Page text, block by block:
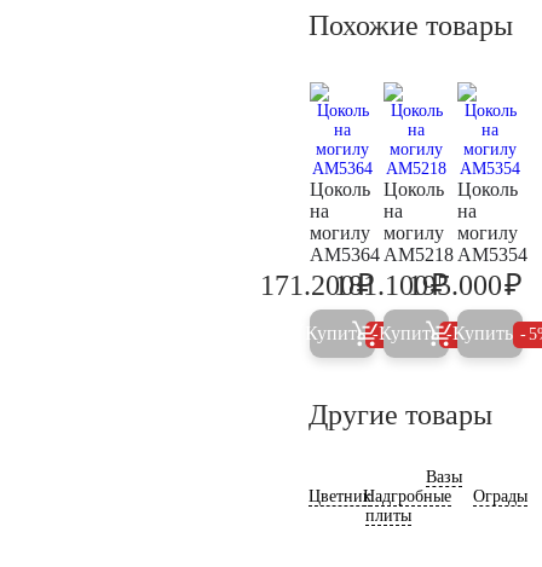
Похожие товары
Цоколь
на
могилу
AM5364
180.200
171.200₽
Купить 5%
Цоколь
на
могилу
AM5218
190.600
181.100₽
Купить 5%
Цоколь
на
могилу
AM5354
195.000₽
Купить
Другие товары
ЦветникНадгробные
плиты
Вазы
Ограды